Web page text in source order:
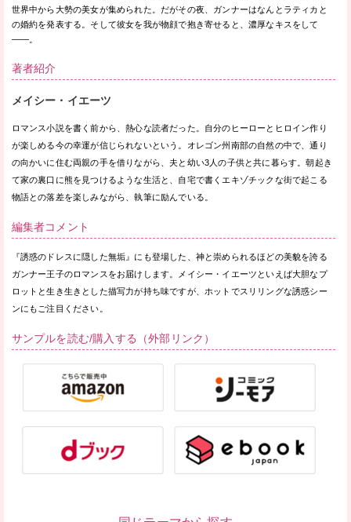
世界中から大勢の美女が集められた。だがその夜、ガンナーはなんとラティカと
の婚約を発表する。そして彼女を我が物顔で抱き寄せると、濃厚なキスをして
——。
著者紹介
メイシー・イエーツ
ロマンス小説を書く前から、熱心な読者だった。自分のヒーローとヒロイン作り
が楽しめる今の幸運が信じられないという。オレゴン州南部の自然の中で、通り
の向かいに住む両親の手を借りながら、夫と幼い3人の子供と共に暮らす。朝起き
て家の裏口に熊を見つけるような生活と、自宅で書くエキゾチックな街で起こる
物語との落差を楽しみながら、執筆に励んでいる。
編集者コメント
『誘惑のドレスに隠した無垢』にも登場した、神と崇められるほどの美貌を誇る
ガンナー王子のロマンスをお届けします。メイシー・イエーツといえば大胆なプ
ロットと生き生きとした描写力が持ち味ですが、ホットでスリリングな誘惑シー
ンにもご注目ください。
サンプルを読む/購入する（外部リンク）